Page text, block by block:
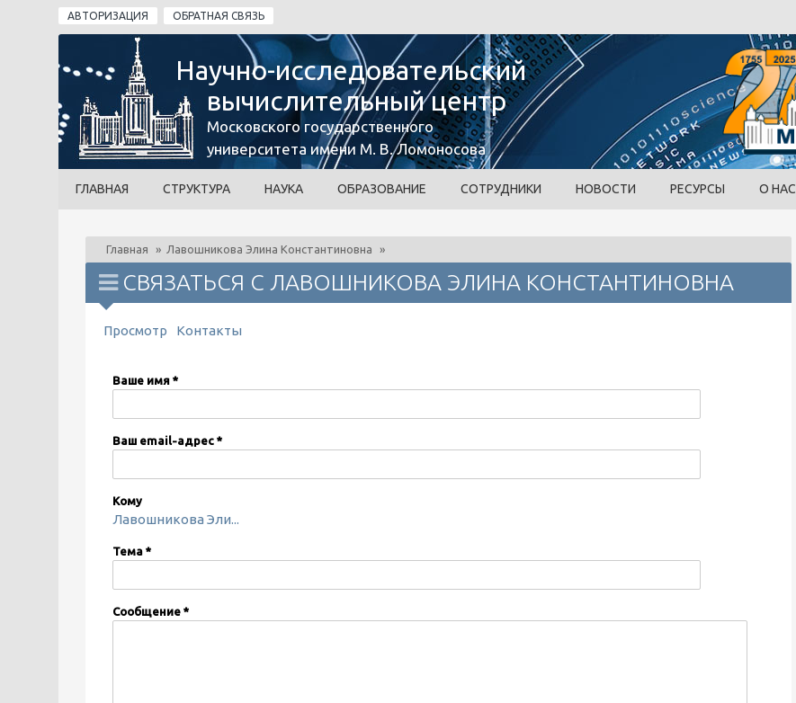
Перейти к основному содержанию
АВТОРИЗАЦИЯ ОБРАТНАЯ СВЯЗЬ
Научно-исследовательский
вычислительный центр
Московского государственного
университета имени М. В. Ломоносова
ГЛАВНАЯ СТРУКТУРА НАУКА ОБРАЗОВАНИЕ СОТРУДНИКИ НОВОСТИ РЕСУРСЫ О НАС
Главная » Лавошникова Элина Константиновна »
СВЯЗАТЬСЯ С ЛАВОШНИКОВА ЭЛИНА КОНСТАНТИНОВНА
ГЛАВНЫЕ ВКЛАДКИ
Просмотр Контакты
Ваше имя *
Ваш email-адрес *
Кому
Лавошникова Эли...
Тема *
Сообщение *